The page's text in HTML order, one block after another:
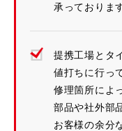
承っておりま
提携工場とタ
値打ちに行っ
修理箇所によ
部品や社外部
お客様の余分